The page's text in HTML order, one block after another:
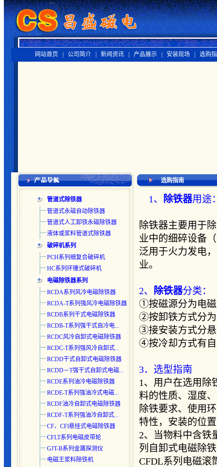
网站首页 | 公司简介 | 新闻资讯 | 产品展示 | 安装现场 | 选购
管道式除铁器
管道式永磁自动除铁器
管道式人工卸铁永磁除铁器
液体或浆料管道式除铁器
破碎机系列
PCH系列细复合破碎机
HC系列环锤式破碎机
电磁除铁器系列
RCDA系列风冷电磁除铁器
RCDA-T系列强风冷电磁除铁器
RCDB系列干式电磁除铁器
RCDB-T系列强干式自冷电...
RCDC风冷自卸式电磁除铁器
RCDC-T系列强风冷自卸式...
RCDD干式自卸式电磁除铁器
RCDD－T强干式自卸式电磁...
RCDE系列油冷电磁除铁器
RCDE-T系列强油冷式电磁...
RCDF油冷自卸式电磁除铁器
RCDF-T系列强油冷自卸式...
CF、CFl悬挂式电磁除铁器
CFLT系列电磁皮带轮
GJT-B系列金属探测仪
电磁王浆料除铁机
选购指南
1、 除铁器用途
除铁器主要用于
业中的细碎设备
泛用于火力发电
业。
2、 除铁器分类：
①按磁源分为电
②按卸铁方式分
③接安装方式分
④按冷却方式有
3．选型指南
1、用户在选用除
料的性质、湿度
除铁要求、使用
特性，安装的位
2、当物料中含铁
列自卸式电磁除
CFDL系列电磁滚